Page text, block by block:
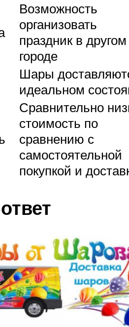
Возможность
организовать
праздник в другом
городе
Шары
идеальном
Сравнительно
стоимость по
сравнению с
самостоятельной
покупкой и